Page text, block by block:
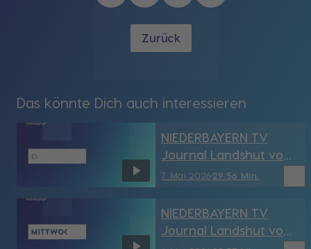
Zurück
Das könnte Dich auch interessieren
7. Mai 2026 29:56 Min.
NIEDERBAYERN TV
Journal Landshut vom
7.05.2026
NIEDERBAYERN TV
Journal Landshut vom